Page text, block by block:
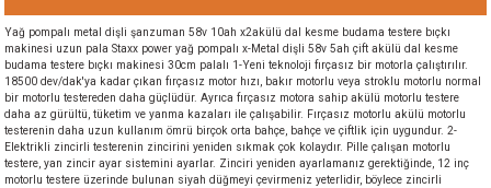
Yağ pompalı metal dişli şanzuman 58v 10ah x2akülü dal kesme budama testere bıçkı
makinesi uzun pala Staxx power yağ pompalı x-Metal dişli 58v 5ah çift akülü dal kesme
budama testere bıçkı makinesi 30cm palalı 1-Yeni teknoloji fırçasız bir motorla çalıştırılır.
18500 dev/dak'ya kadar çıkan fırçasız motor hızı, bakır motorlu veya stroklu motorlu normal
bir motorlu testereden daha güçlüdür. Ayrıca fırçasız motora sahip akülü motorlu testere
daha az gürültü, tüketim ve yanma kazaları ile çalışabilir. Fırçasız motorlu akülü motorlu
testerenin daha uzun kullanım ömrü birçok orta bahçe, bahçe ve çiftlik için uygundur. 2-
Elektrikli zincirli testerenin zincirini yeniden sıkmak çok kolaydır. Pille çalışan motorlu
testere, yan zincir ayar sistemini ayarlar. Zinciri yeniden ayarlamanız gerektiğinde, 12 inç
motorlu testere üzerinde bulunan siyah düğmeyi çevirmeniz yeterlidir, böylece zincirli